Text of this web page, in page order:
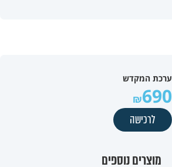
ערכת המקדש
690
לרכישה
מוצרים נוספים